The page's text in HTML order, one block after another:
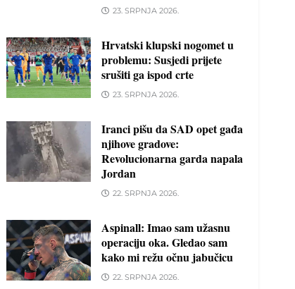
23. SRPNJA 2026.
Hrvatski klupski nogomet u
problemu: Susjedi prijete
srušiti ga ispod crte
23. SRPNJA 2026.
Iranci pišu da SAD opet gađa
njihove gradove:
Revolucionarna garda napala
Jordan
22. SRPNJA 2026.
Aspinall: Imao sam užasnu
operaciju oka. Gledao sam
kako mi režu očnu jabučicu
22. SRPNJA 2026.